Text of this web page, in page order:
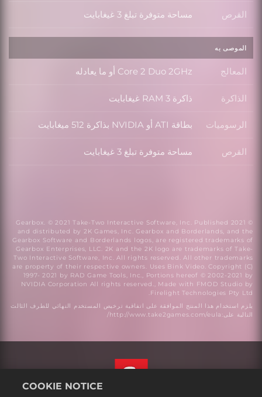
القرص القرص
مساحة متوفرة تبلغ 3 غيغابايت
الموصى به
المعالج المعالج
Core 2 Duo 2GHz أو ما يعادله
الذاكرة الذاكرة
ذاكرة RAM 3 غيغابايت
الرسوميات الرسوميات
بطاقة ATI أو NVIDIA بذاكرة 512 ميغابايت
القرص القرص
مساحة متوفرة تبلغ 3 غيغابايت
© 2021 Gearbox. © 2021 Take-Two Interactive Software, Inc. Published
and distributed by 2K Games, Inc. Gearbox and Borderlands, and the
Gearbox Software and Borderlands logos, are registered trademarks of
Gearbox Enterprises, LLC. 2K and the 2K logo are trademarks of Take-
Two Interactive Software, Inc. All rights reserved. All other trademarks
are property of their respective owners. Uses Bink Video. Copyright (C)
1997- 2021 by RAD Game Tools, Inc., Portions hereof © 2002-2021 by
NVIDIA Corporation All rights reserved., Made with FMOD Studio by
Firelight Technologies Pty Ltd.
يلزم استخدام هذا المنتج الموافقة على اتفاقية ترخيص المستخدم النهائي للطرف الثالث
التالية على:http://www.take2games.com/eula/
COOKIE NOTICE